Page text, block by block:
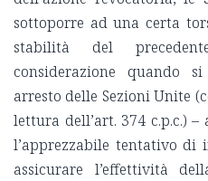
sottoporre ad una certa
stabilità del
considerazione quando
arresto delle Sezioni Unite
lettura dell’art. 374 c.p.c.)
l’apprezzabile tentativo
assicurare l’effettività